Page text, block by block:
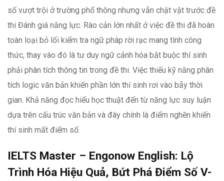
số vượt trội ở trường phổ thông nhưng vẫn chật vật trước đề
thi Đánh giá năng lực. Rào cản lớn nhất ở việc đề thi đã hoàn
toàn loại bỏ lối kiểm tra ngữ pháp rời rạc mang tính công
thức, thay vào đó là tư duy ngữ cảnh hóa bắt buộc thí sinh
phải phân tích thông tin trong đề thi. Việc thiếu kỹ năng phân
tích logic văn bản khiến phần lớn thí sinh rơi vào bẫy thời
gian. Khả năng đọc hiểu học thuật đến từ năng lực suy luận
dựa trên cấu trúc văn bản và đây chính là điểm nghẽn khiến
thí sinh mất điểm số.
IELTS Master – Engonow English: Lộ
Trình Hóa Hiệu Quả, Bứt Phá Điểm Số V-